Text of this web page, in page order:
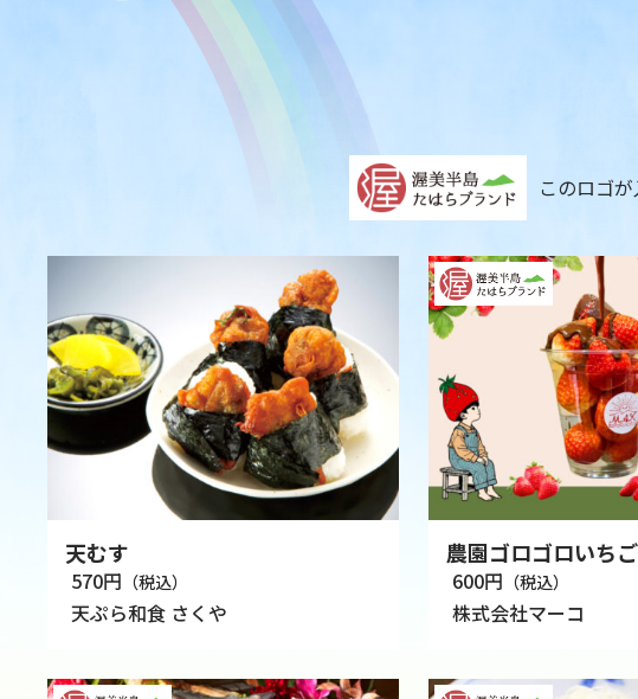
このロゴ
天むす
570円 （税込）
天ぷら和食 さくや
農園ゴロゴロいちご
600円 （税込）
株式会社マーコ